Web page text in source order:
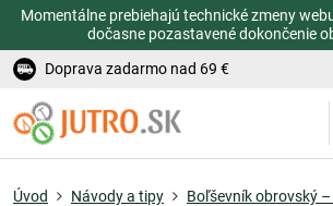
Momentálne prebiehajú technické zmeny
dočasne pozastavené dokončenie
Doprava zadarmo nad 69 €
Úvod Návody a tipy Boľševník obrovský